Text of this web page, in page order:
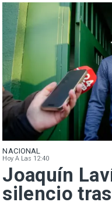
NACIONAL
Hoy A Las 12:40
Joaquín
silencio